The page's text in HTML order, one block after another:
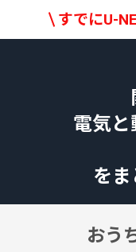
すでにU-
電気と
をま
おう